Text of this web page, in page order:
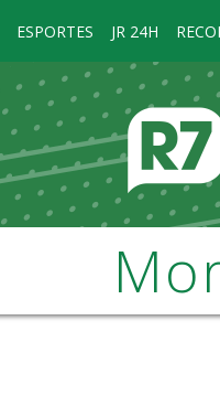
ESPORTES JR 24H